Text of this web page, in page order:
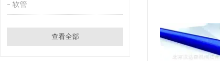
软管
查看全部